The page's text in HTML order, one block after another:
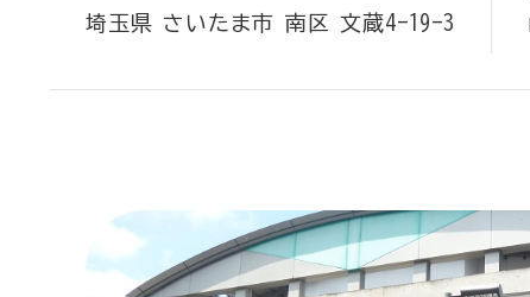
埼玉県 さいたま市 南区 文蔵4-19-3